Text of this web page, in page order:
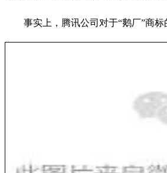
事实上，腾讯公司对于“鹅厂”商标